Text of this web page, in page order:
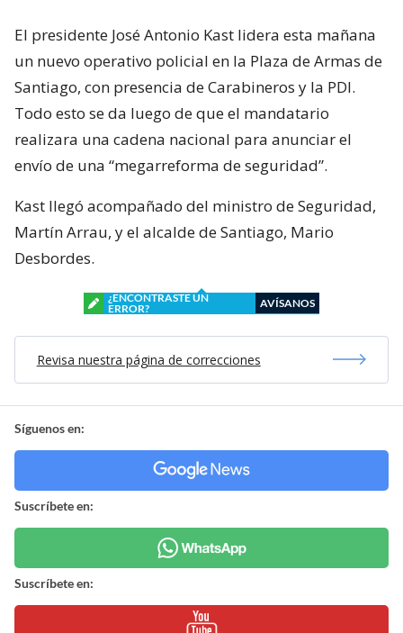
El presidente José Antonio Kast lidera esta mañana
un nuevo operativo policial en la Plaza de Armas de
Santiago, con presencia de Carabineros y la PDI.
Todo esto se da luego de que el mandatario
realizara una cadena nacional para anunciar el
envío de una “megarreforma de seguridad”.
Kast llegó acompañado del ministro de Seguridad,
Martín Arrau, y el alcalde de Santiago, Mario
Desbordes.
¿ENCONTRASTE UN
ERROR?
AVÍSANOS
Revisa nuestra página de correcciones
Síguenos en:
Suscríbete en:
Suscríbete en: